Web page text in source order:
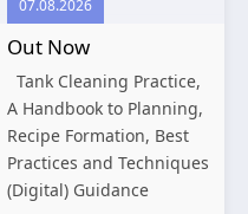
07.08.2026
Out Now
Tank Cleaning Practice,
A Handbook to Planning,
Recipe Formation, Best
Practices and Techniques
(Digital) Guidance